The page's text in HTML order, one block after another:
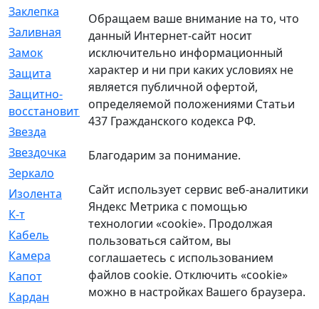
Заклепка
Заливная
[4]
Замок
[12]
Защита
[79]
Защитно-
восстановительный
[4]
Звезда
[1]
Звездочка
[5]
Зеркало
Изолента
[1]
К-т
[13]
Кабель
[50]
Камера
[4]
Капот
[144]
Кардан
[131]
Обращаем ваше внимание на то, что
данный Интернет-сайт носит
исключительно информационный
характер и ни при каких условиях не
является публичной офертой,
определяемой положениями Статьи
437 Гражданского кодекса РФ.
Благодарим за понимание.
Сайт использует сервис веб-аналитики
Яндекс Метрика с помощью
технологии «cookie». Продолжая
пользоваться сайтом, вы
соглашаетесь с использованием
файлов cookie. Отключить «cookie»
можно в настройках Вашего браузера.